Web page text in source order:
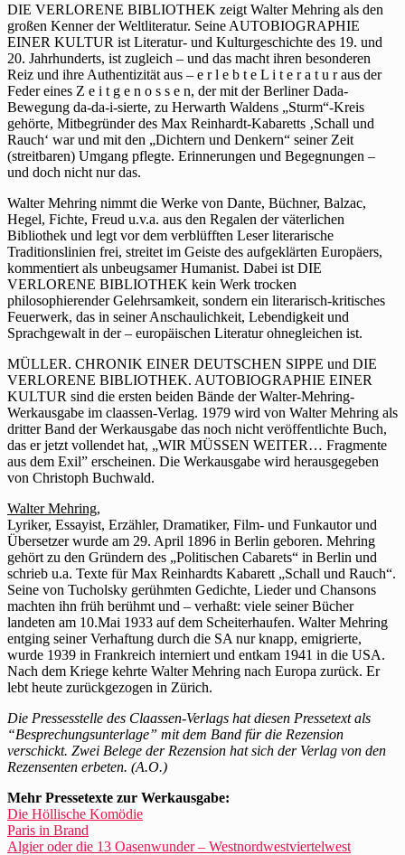
DIE VERLORENE BIBLIOTHEK zeigt Walter Mehring als den
großen Kenner der Weltliteratur. Seine AUTOBIOGRAPHIE
EINER KULTUR ist Literatur- und Kulturgeschichte des 19. und
20. Jahrhunderts, ist zugleich – und das macht ihren besonderen
Reiz und ihre Authentizität aus – e r l e b t e L i t e r a t u r aus der
Feder eines Z e i t g e n o s s e n, der mit der Berliner Dada-
Bewegung da-da-i-sierte, zu Herwarth Waldens „Sturm“-Kreis
gehörte, Mitbegründer des Max Reinhardt-Kabaretts ‚Schall und
Rauch‘ war und mit den „Dichtern und Denkern“ seiner Zeit
(streitbaren) Umgang pflegte. Erinnerungen und Begegnungen –
und doch nicht nur das.
Walter Mehring nimmt die Werke von Dante, Büchner, Balzac,
Hegel, Fichte, Freud u.v.a. aus den Regalen der väterlichen
Bibliothek und legt vor dem verblüfften Leser literarische
Traditionslinien frei, streitet im Geiste des aufgeklärten Europäers,
kommentiert als unbeugsamer Humanist. Dabei ist DIE
VERLORENE BIBLIOTHEK kein Werk trocken
philosophierender Gelehrsamkeit, sondern ein literarisch-kritisches
Feuerwerk, das in seiner Anschaulichkeit, Lebendigkeit und
Sprachgewalt in der – europäischen Literatur ohnegleichen ist.
MÜLLER. CHRONIK EINER DEUTSCHEN SIPPE und DIE
VERLORENE BIBLIOTHEK. AUTOBIOGRAPHIE EINER
KULTUR sind die ersten beiden Bände der Walter-Mehring-
Werkausgabe im claassen-Verlag. 1979 wird von Walter Mehring als
dritter Band der Werkausgabe das noch nicht veröffentlichte Buch,
das er jetzt vollendet hat, „WIR MÜSSEN WEITER… Fragmente
aus dem Exil” erscheinen. Die Werkausgabe wird herausgegeben
von Christoph Buchwald.
Walter Mehring,
Lyriker, Essayist, Erzähler, Dramatiker, Film- und Funkautor und
Übersetzer wurde am 29. April 1896 in Berlin geboren. Mehring
gehört zu den Gründern des „Politischen Cabarets“ in Berlin und
schrieb u.a. Texte für Max Reinhardts Kabarett „Schall und Rauch“.
Seine von Tucholsky gerühmten Gedichte, Lieder und Chansons
machten ihn früh berühmt und – verhaßt: viele seiner Bücher
landeten am 10.Mai 1933 auf dem Scheiterhaufen. Walter Mehring
entging seiner Verhaftung durch die SA nur knapp, emigrierte,
wurde 1939 in Frankreich interniert und entkam 1941 in die USA.
Nach dem Kriege kehrte Walter Mehring nach Europa zurück. Er
lebt heute zurückgezogen in Zürich.
Die Pressesstelle des Claassen-Verlags hat diesen Pressetext als
“Besprechungsunterlage” mit dem Band für die Rezension
verschickt. Zwei Belege der Rezension hat sich der Verlag von den
Rezensenten erbeten. (A.O.)
Mehr Pressetexte zur Werkausgabe:
Die Höllische Komödie
Paris in Brand
Algier oder die 13 Oasenwunder – Westnordwestviertelwest